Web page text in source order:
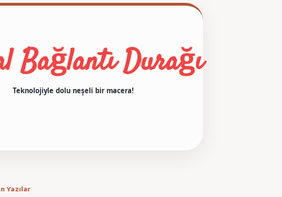
Bağlantı Durağı
Teknolojiyle dolu neşeli bir macera!
Yazılar